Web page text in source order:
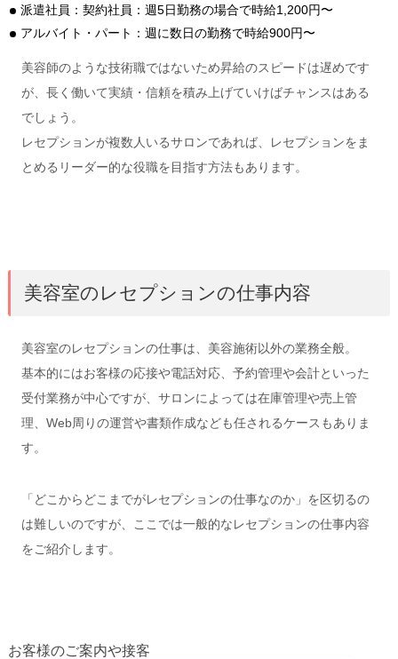
派遣社員：契約社員：週5日勤務の場合で時給1,200円〜
アルバイト・パート：週に数日の勤務で時給900円〜
美容師のような技術職ではないため昇給のスピードは遅めです
が、長く働いて実績・信頼を積み上げていけばチャンスはある
でしょう。
レセプションが複数人いるサロンであれば、レセプションをま
とめるリーダー的な役職を目指す方法もあります。
美容室のレセプションの仕事内容
美容室のレセプションの仕事は、美容施術以外の業務全般。
基本的にはお客様の応接や電話対応、予約管理や会計といった
受付業務が中心ですが、サロンによっては在庫管理や売上管
理、Web周りの運営や書類作成なども任されるケースもありま
す。
「どこからどこまでがレセプションの仕事なのか」を区切るの
は難しいのですが、ここでは一般的なレセプションの仕事内容
をご紹介します。
お客様のご案内や接客